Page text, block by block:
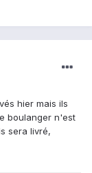
hier mais ils
boulanger n'est
sera livré,